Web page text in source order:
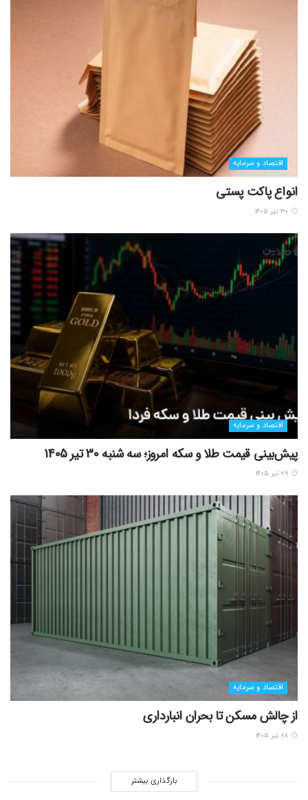
اقتصاد و سرمایه
انواع پاکت پستی
اقتصاد و سرمایه
پیش‌بینی قیمت طلا و سکه امروز؛ سه شنبه 30 تیر 1405
اقتصاد و سرمایه
از چالش مسکن تا بحران انبارداری
بارگذاری بیشتر